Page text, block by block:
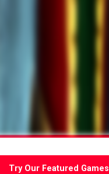
Try Our Featured Games